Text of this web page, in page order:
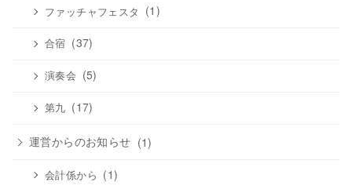
ファッチャフェスタ (1)
合宿 (37)
演奏会 (5)
第九 (17)
運営からのお知らせ (1)
会計係から (1)